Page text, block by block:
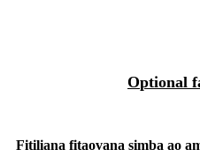
Optional
Fitiliana fitaovana simba ao